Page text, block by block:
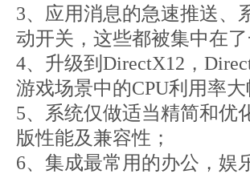
3、应用消息的急速推送、
动开关，这些都被集中在了
4、升级到DirectX12，
游戏场景中的CPU利用率大
5、系统仅做适当精简和优
版性能及兼容性；
6、集成最常用的办公，娱